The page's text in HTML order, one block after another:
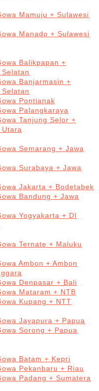
Mamuju + Sulawesi
Manado + Sulawesi
Balikpapan +
Banjarmasin +
Pontianak
Palangkaraya
Tanjung Selor +
Semarang + Jawa
Surabaya + Jawa
Jakarta + Bodetabek
Bandung + Jawa
Yogyakarta + DI
Ternate + Maluku
Ambon + Ambon
Denpasar + Bali
Mataram + NTB
Kupang + NTT
Jayapura + Papua
Sorong + Papua
Batam + Kepri
Pekanbaru + Riau
Padang + Sumatera